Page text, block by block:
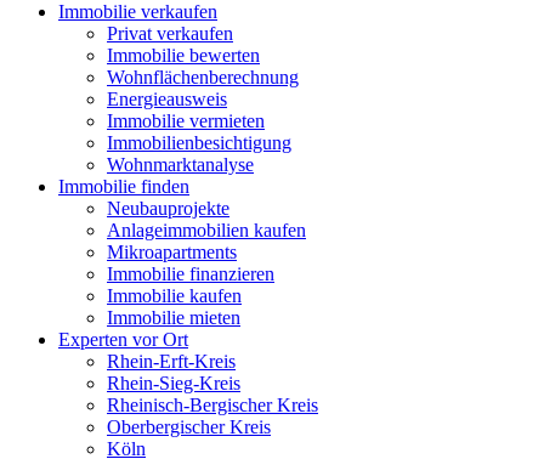
Immobilie verkaufen
Privat verkaufen
Immobilie bewerten
Wohnflächenberechnung
Energieausweis
Immobilie vermieten
Immobilienbesichtigung
Wohnmarktanalyse
Immobilie finden
Neubauprojekte
Anlageimmobilien kaufen
Mikroapartments
Immobilie finanzieren
Immobilie kaufen
Immobilie mieten
Experten vor Ort
Rhein-Erft-Kreis
Rhein-Sieg-Kreis
Rheinisch-Bergischer Kreis
Oberbergischer Kreis
Köln